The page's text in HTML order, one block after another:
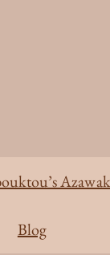
Blog